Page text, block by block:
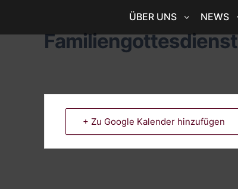
ÜBER UNS NEWS
Familiengottesdienst
+ Zu Google Kalender hinzufügen